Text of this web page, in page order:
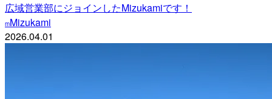
広域営業部にジョインしたMizukamiです！
mMizukami
2026.04.01